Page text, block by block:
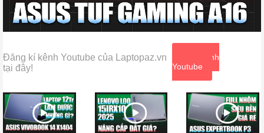
Đăng kí kênh Youtube của Laptopaz.vn
tại đây!
Xem kênh
Youtube